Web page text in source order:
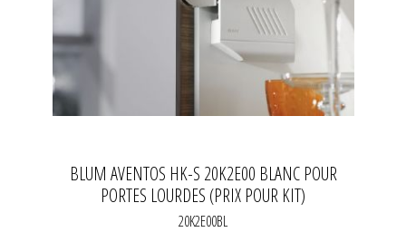
BLUM AVENTOS HK-S 20K2E00 BLANC POUR
PORTES LOURDES (PRIX POUR KIT)
20K2E00BL